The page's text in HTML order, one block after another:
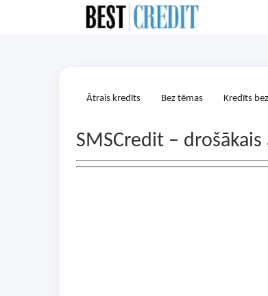
Ātrais kredīts Bez tēmas Kredīts
SMSCredit –